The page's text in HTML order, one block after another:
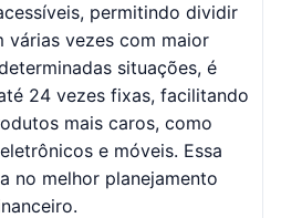
permitindo dividir
várias vezes com maior
situações, é
24 vezes fixas, facilitando
mais caros, como
e móveis. Essa
no melhor planejamento